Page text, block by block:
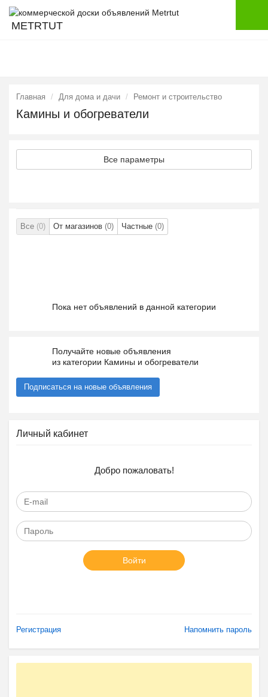
METRTUT
Главная Для дома и дачи Ремонт и строительство
Камины и обогреватели
Все параметры
Все (0) От магазинов (0) Частные (0)
Пока нет объявлений в данной категории
Получайте новые объявления
из категории Камины и обогреватели
Подписаться на новые объявления
Личный кабинет
Добро пожаловать!
Войти
Регистрация Напомнить пароль